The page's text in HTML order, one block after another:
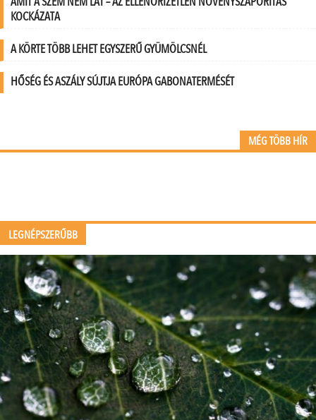
KOCKÁZATA
A KÖRTE TÖBB LEHET EGYSZERŰ GYÜMÖLCSNÉL
HŐSÉG ÉS ASZÁLY SÚJTJA EURÓPA GABONATERMÉSÉT
MÉG TÖBB HÍR
LEGNÉPSZERŰBB